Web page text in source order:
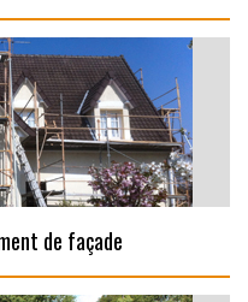
de façade